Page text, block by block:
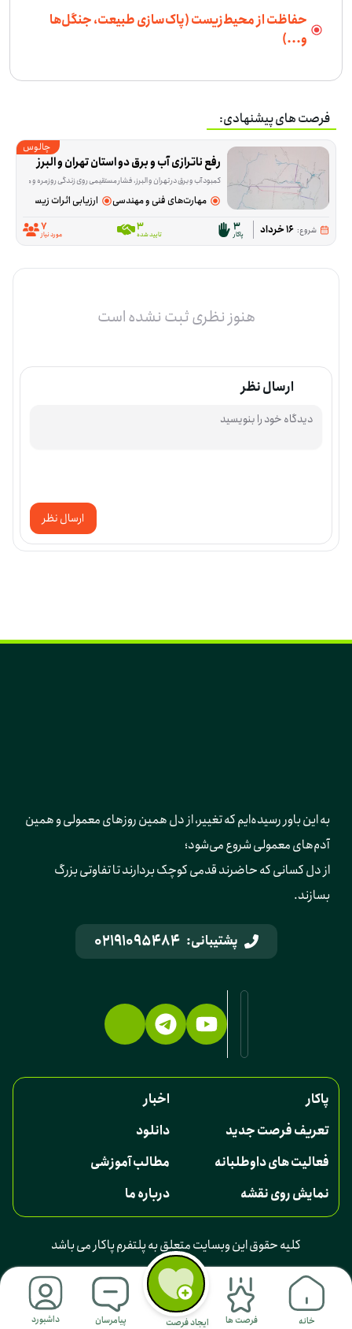
حفاظت از محیط‌زیست (پاک‌سازی طبیعت، جنگل‌ها
و...)
فرصت های پیشنهادی:
چالوس
رفع ناترازی آب و برق دو استان تهران و البرز
کمبود آب و برق در تهران و البرز، فشار مستقیمی روی زندگی روزمره و معیشت مردم گذاشته و همین مسئله باعث شکل‌گیری این طرح شده است. ایده‌ی اصلی پروژه این
مهارت‌های فنی و مهندسی ارزیابی اثرات
شروع: 16 خرداد 3
پاکار 3
تایید شده 7
مورد نیاز
هنوز نظری ثبت نشده است
ارسال نظر
ارسال نظر
به این باور رسیده‌ایم که تغییر، از دل همین روزهای معمولی و همین
آدم‌های معمولی شروع می‌شود؛
از دل کسانی که حاضرند قدمی کوچک بردارند تا تفاوتی بزرگ
بسازند.
پشتیبانی: 02191095484
پاکار
اخبار
تعریف فرصت جدید
دانلود
فعالیت های داوطلبانه
مطالب آموزشی
نمایش روی نقشه
درباره ما
کلیه حقوق این وبسایت متعلق به پلتفرم پاکار می باشد
خانه فرصت ها ایجاد فرصت پیامرسان داشبورد